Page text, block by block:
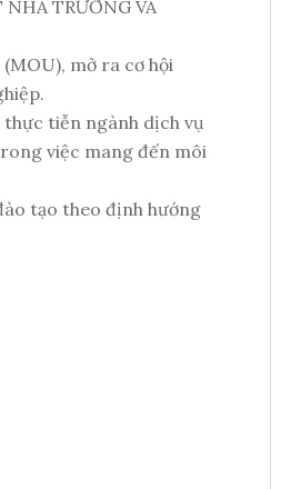
TRƯỜNG VÀ
mở ra cơ hội
tiễn ngành dịch vụ
việc mang đến môi
tạo theo định hướng